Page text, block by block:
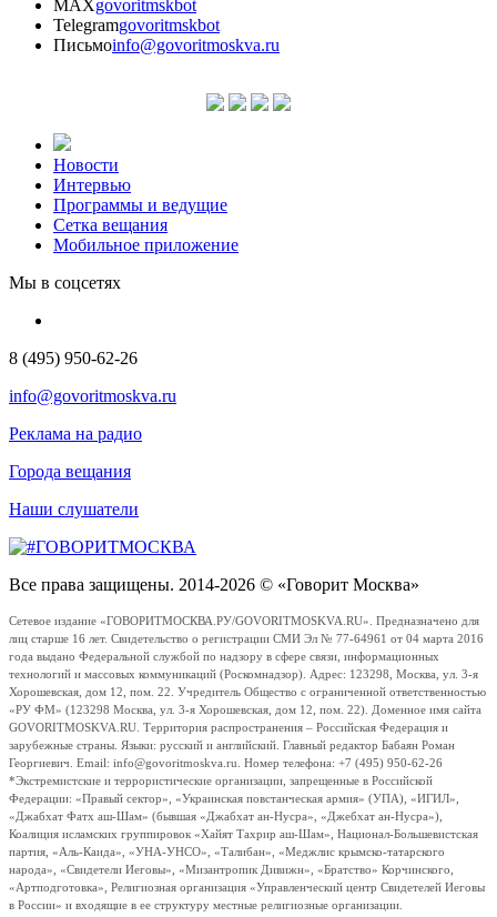
MAXgovoritmskbot
Telegramgovoritmskbot
Письмоinfo@govoritmoskva.ru
Новости
Интервью
Программы и ведущие
Сетка вещания
Мобильное приложение
Мы в соцсетях
8 (495) 950-62-26
info@govoritmoskva.ru
Реклама на радио
Города вещания
Наши слушатели
Все права защищены. 2014-2026 © «Говорит Москва»
Сетевое издание «ГОВОРИТМОСКВА.РУ/GOVORITMOSKVA.RU». Предназначено для
лиц старше 16 лет. Свидетельство о регистрации СМИ Эл № 77-64961 от 04 марта 2016
года выдано Федеральной службой по надзору в сфере связи, информационных
технологий и массовых коммуникаций (Роскомнадзор). Адрес: 123298, Москва, ул. 3-я
Хорошевская, дом 12, пом. 22. Учредитель Общество с ограниченной ответственностью
«РУ ФМ» (123298 Москва, ул. 3-я Хорошевская, дом 12, пом. 22). Доменное имя сайта
GOVORITMOSKVA.RU. Территория распространения – Российская Федерация и
зарубежные страны. Языки: русский и английский. Главный редактор Бабаян Роман
Георгиевич. Email: info@govoritmoskva.ru. Номер телефона: +7 (495) 950-62-26
*Экстремистские и террористические организации, запрещенные в Российской
Федерации: «Правый сектор», «Украинская повстанческая армия» (УПА), «ИГИЛ»,
«Джабхат Фатх аш-Шам» (бывшая «Джабхат ан-Нусра», «Джебхат ан-Нусра»),
Коалиция исламских группировок «Хайят Тахрир аш-Шам», Национал-Большевистская
партия, «Аль-Каида», «УНА-УНСО», «Талибан», «Меджлис крымско-татарского
народа», «Свидетели Иеговы», «Мизантропик Дивижн», «Братство» Корчинского,
«Артподготовка», Религиозная организация «Управленческий центр Свидетелей Иеговы
в России» и входящие в ее структуру местные религиозные организации.